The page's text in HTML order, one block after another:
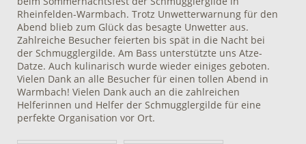
Rheinfelden-Warmbach. Trotz Unwetterwarnung für den
Abend blieb zum Glück das besagte Unwetter aus.
Zahlreiche Besucher feierten bis spät in die Nacht bei
der Schmugglergilde. Am Bass unterstützte uns Atze-
Datze. Auch kulinarisch wurde wieder einiges geboten.
Vielen Dank an alle Besucher für einen tollen Abend in
Warmbach! Vielen Dank auch an die zahlreichen
Helferinnen und Helfer der Schmugglergilde für eine
perfekte Organisation vor Ort.